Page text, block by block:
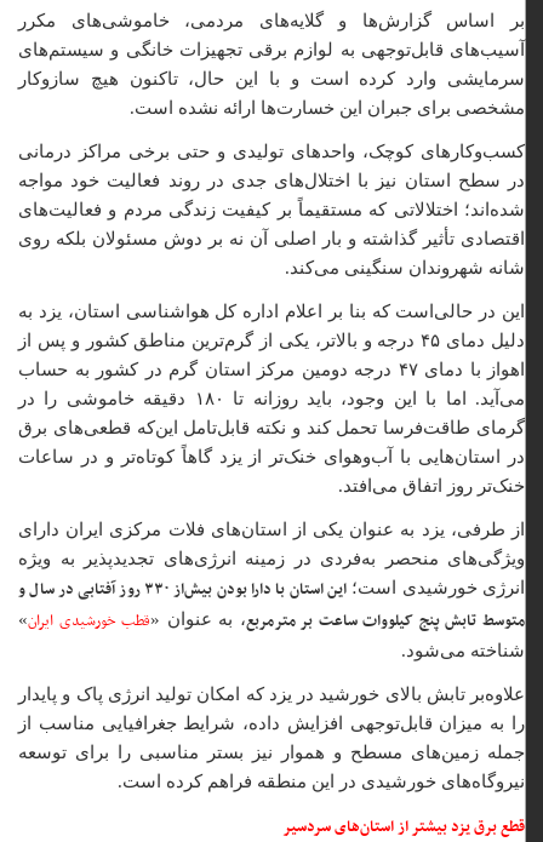
بر اساس گزارش‌ها و گلایه‌های مردمی، خاموشی‌های مکرر
آسیب‌های قابل‌توجهی به لوازم برقی تجهیزات خانگی و سیستم‌های
سرمایشی وارد کرده است و با این حال، تاکنون هیچ سازوکار
مشخصی برای جبران این خسارت‌ها ارائه نشده است.
کسب‌وکارهای کوچک، واحدهای تولیدی و حتی برخی مراکز درمانی
در سطح استان نیز با اختلال‌های جدی در روند فعالیت خود مواجه
شده‌اند؛ اختلالاتی که مستقیماً بر کیفیت زندگی مردم و فعالیت‌های
اقتصادی تأثیر گذاشته و بار اصلی آن نه بر دوش مسئولان بلکه روی
شانه شهروندان سنگینی می‌کند.
این در حالی‌است که بنا بر اعلام اداره کل هواشناسی استان، یزد به
دلیل دمای ۴۵ درجه و بالاتر، یکی از گرم‌ترین مناطق کشور و پس از
اهواز با دمای ۴۷ درجه دومین مرکز استان گرم در کشور به حساب
می‌آید. اما با این وجود، باید روزانه تا ۱۸۰ دقیقه خاموشی را در
گرمای طاقت‌فرسا تحمل کند و نکته قابل‌تامل این‌که قطعی‌های برق
در استان‌هایی با آب‌وهوای خنک‌تر از یزد گاهاً کوتاه‌تر و در ساعات
خنک‌تر روز اتفاق می‌افتد.
از طرفی، یزد به عنوان یکی از استان‌های فلات مرکزی ایران دارای
ویژگی‌های منحصر به‌فردی در زمینه انرژی‌های تجدیدپذیر به ویژه
انرژی خورشیدی است؛
این استان با دارا بودن بیش‌از ۳۳۰ روز آفتابی در سال و
متوسط تابش پنج کیلووات ساعت بر مترمربع، به عنوان « قطب خورشیدی ایران»
شناخته می‌شود.
علاوه‌بر تابش بالای خورشید در یزد که امکان تولید انرژی پاک و پایدار
را به میزان قابل‌توجهی افزایش داده، شرایط جغرافیایی مناسب از
جمله زمین‌های مسطح و هموار نیز بستر مناسبی را برای توسعه
نیروگاه‌های خورشیدی در این منطقه فراهم کرده است.
قطع برق یزد بیشتر از استان‌های سردسیر